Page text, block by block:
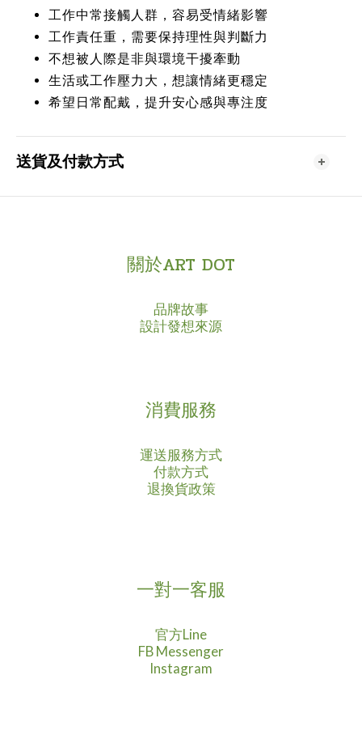
工作中常接觸人群，容易受情緒影響
工作責任重，需要保持理性與判斷力
不想被人際是非與環境干擾牽動
生活或工作壓力大，想讓情緒更穩定
希望日常配戴，提升安心感與專注度
送貨及付款方式
關於ART DOT
品牌故事
設計發想來源
消費服務
運送服務方式
付款方式
退換貨政策
一對一客服
官方Line
FB Messenger
Instagram